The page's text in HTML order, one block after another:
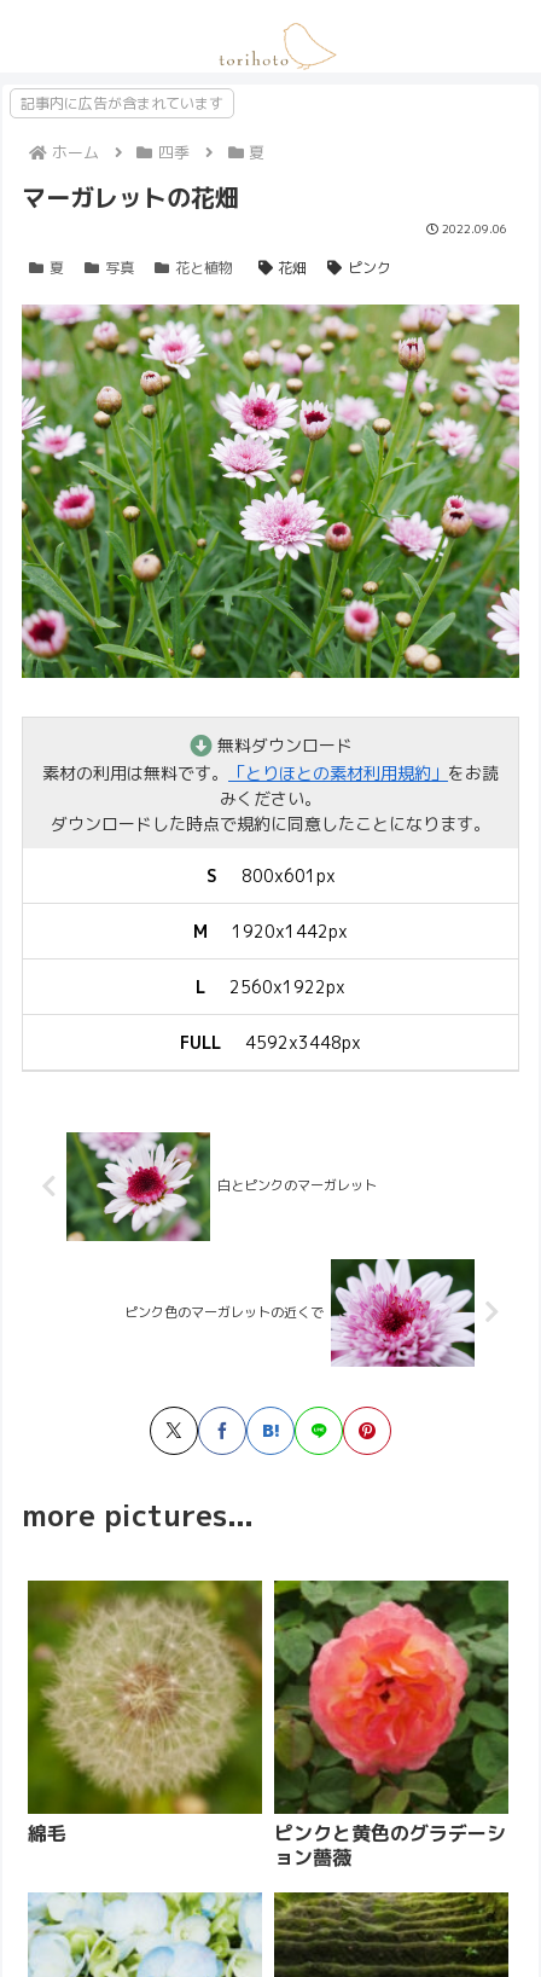
記事内に広告が含まれています
ホーム 四季 夏
マーガレットの花畑
2022.09.06
夏 写真 花と植物 花畑 ピンク
無料ダウンロード
素材の利用は無料です。
「とりほとの素材利用規約」 をお読
みください。
ダウンロードした時点で規約に同意したことになります。
S 800x601px
M 1920x1442px
L 2560x1922px
FULL 4592x3448px
白とピンクのマーガレット
ピンク色のマーガレットの近くで
more pictures...
綿毛
ピンクと黄色のグラデーシ
ョン薔薇